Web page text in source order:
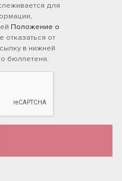
для
Положение о
отказаться от
в нижней
бюллетеня.